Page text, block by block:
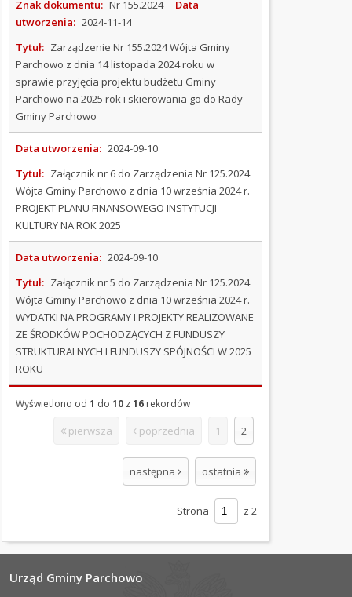
Budżet
2024
rok
Budżet
na
2025
Budżet
2026
rok
RAPORT
O
STANIE
JEDNOSTKI
ORGANIZACYJNE
OŚWIADCZENIA
MAJĄTKOWE
OGŁOSZENIA
PRZETARGI
I
Znak dokumentu: Nr 155.2024
Data
utworzenia: 2024-11-14
Tytuł: Zarządzenie Nr 155.2024 Wójta Gminy
Parchowo z dnia 14 listopada 2024 roku w
sprawie przyjęcia projektu budżetu Gminy
Parchowo na 2025 rok i skierowania go do Rady
Gminy Parchowo
Data utworzenia: 2024-09-10
Tytuł: Załącznik nr 6 do Zarządzenia Nr 125.2024
Wójta Gminy Parchowo z dnia 10 września 2024 r.
PROJEKT PLANU FINANSOWEGO INSTYTUCJI
KULTURY NA ROK 2025
Data utworzenia: 2024-09-10
Tytuł: Załącznik nr 5 do Zarządzenia Nr 125.2024
Wójta Gminy Parchowo z dnia 10 września 2024 r.
WYDATKI NA PROGRAMY I PROJEKTY REALIZOWANE
ZE ŚRODKÓW POCHODZĄCYCH Z FUNDUSZY
STRUKTURALNYCH I FUNDUSZY SPÓJNOŚCI W 2025
ROKU
Wyświetlono od1 do10 z16 rekordów
pierwsza poprzednia 1 2
następna ostatnia
Strona z 2
Urząd Gminy Parchowo